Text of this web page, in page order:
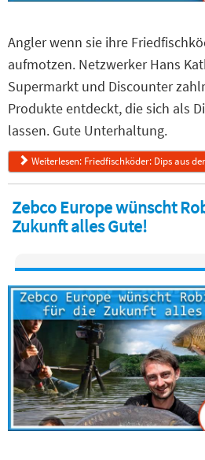
Angler wenn sie ihre
aufmotzen. Netzwerker Hans
Supermarkt und Discounter
Produkte entdeckt, die sich als
lassen. Gute Unterhaltung.
Weiterlesen: Friedfischköder: Dips aus
Zebco Europe wünscht
Zukunft alles Gute!